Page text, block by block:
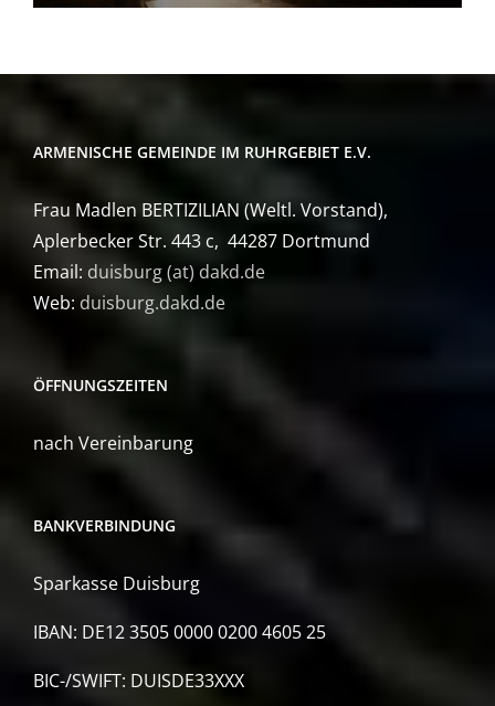
ARMENISCHE GEMEINDE IM RUHRGEBIET E.V.
Frau Madlen BERTIZILIAN (Weltl. Vorstand),
Aplerbecker Str. 443 c, 44287 Dortmund
Email: duisburg (at) dakd.de
Web: duisburg.dakd.de
ÖFFNUNGSZEITEN
nach Vereinbarung
BANKVERBINDUNG
Sparkasse Duisburg
IBAN: DE12 3505 0000 0200 4605 25
BIC-/SWIFT: DUISDE33XXX